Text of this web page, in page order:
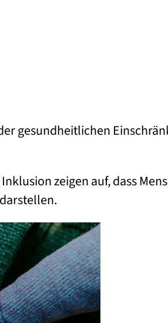
gesundheitlichen
zeigen auf, dass